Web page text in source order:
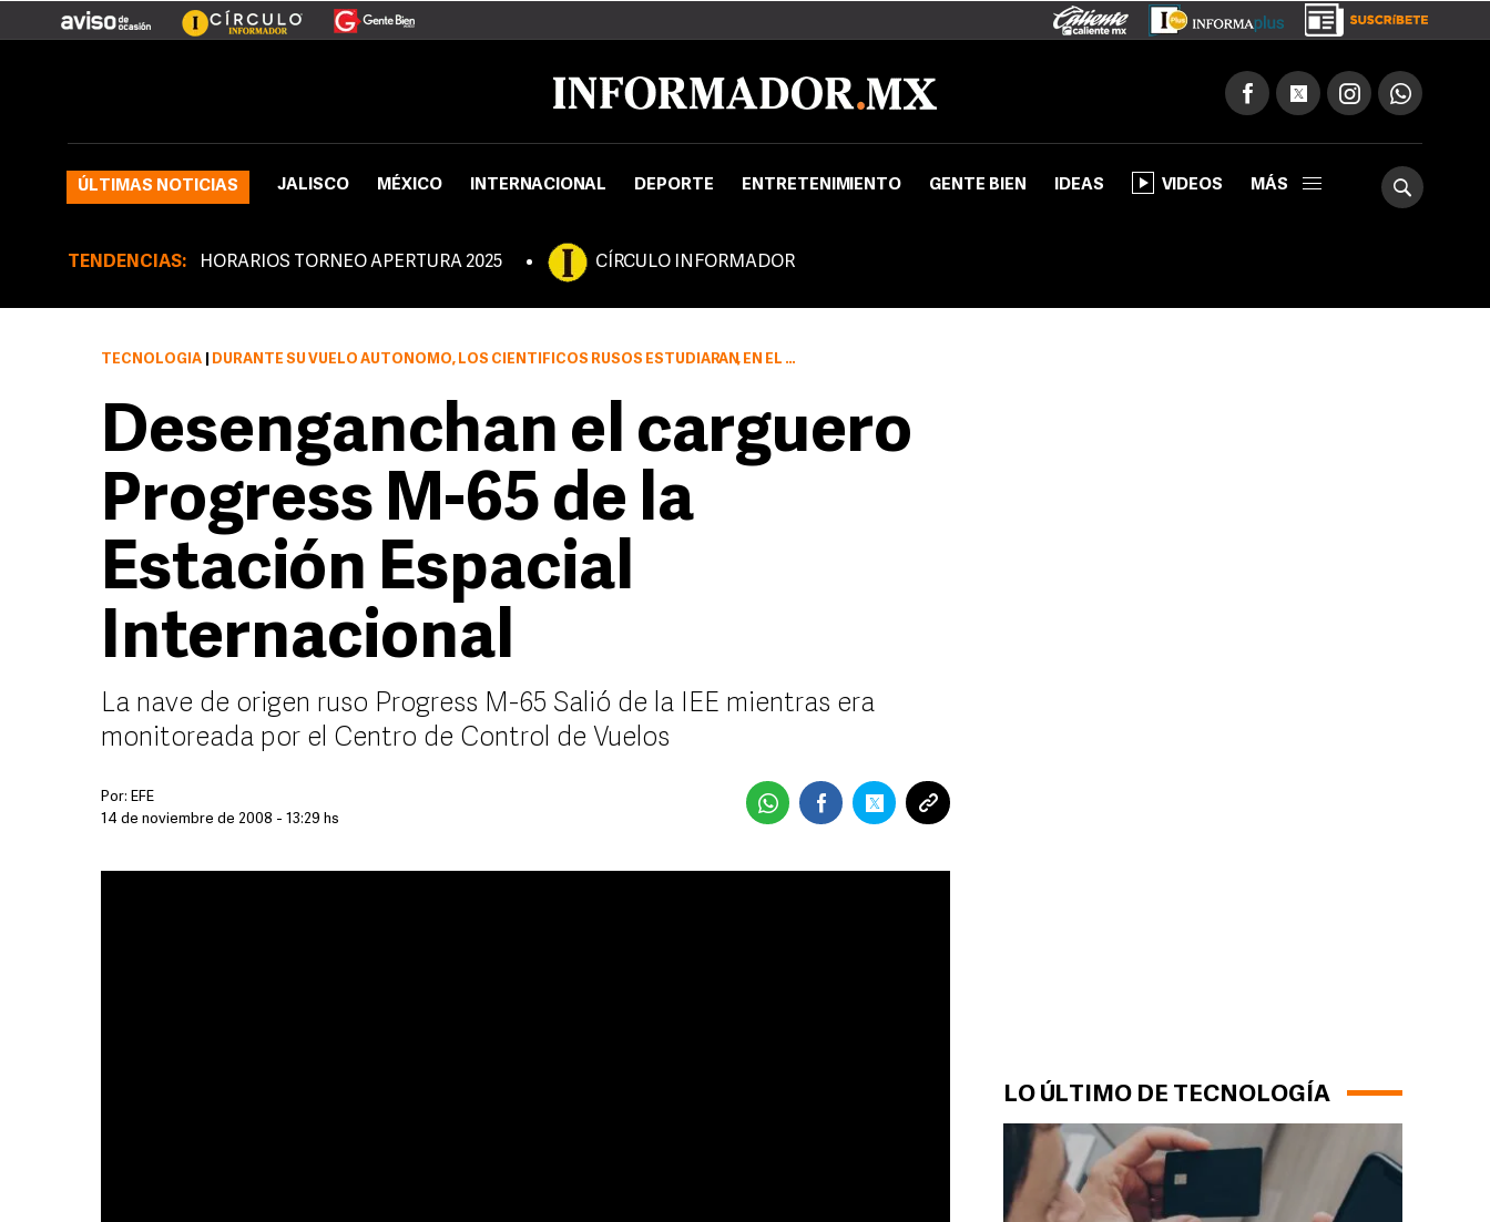
ÚLTIMAS NOTICIAS JALISCO MÉXICO INTERNACIONAL DEPORTE ENTRETENIMIENTO GENTE BIEN IDEAS VIDEOS MÁS
TENDENCIAS: HORARIOS TORNEO APERTURA 2025 CÍRCULO INFORMADOR
LO ÚLTIMO DE TECNOLOGÍA
TECNOLOGÍA DURANTE SU VUELO AUTÓNOMO, LOS CIENTÍFICOS RUSOS ESTUDIARÁN, EN EL MARCO DEL PROYECTO PLASMA-PROGRESS
Desenganchan el carguero
Progress M-65 de la
Estación Espacial
Internacional
La nave de origen ruso Progress M-65 Salió de la IEE mientras era
monitoreada por el Centro de Control de Vuelos
Por: EFE
14 de noviembre de 2008 - 13:29 hs